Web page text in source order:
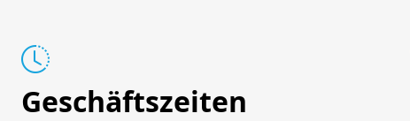
Geschäftszeiten